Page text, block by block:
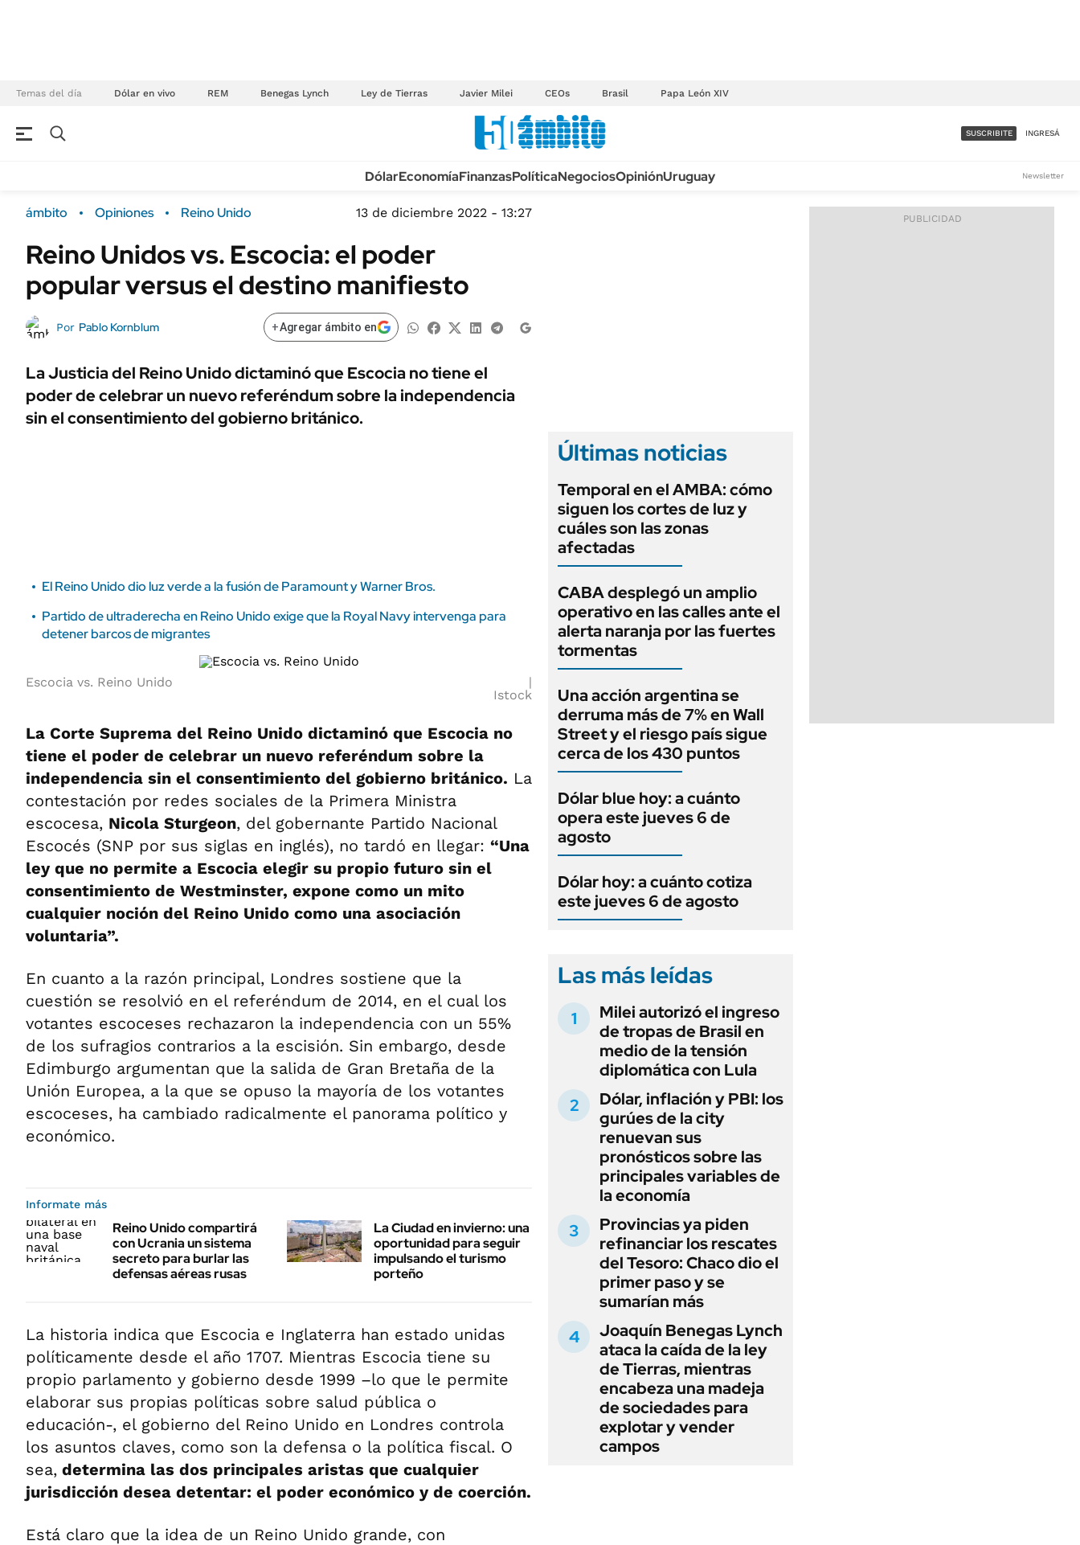
Temas del día Dólar en vivo REM Benegas Lynch Ley de Tierras Javier Milei CEOs Brasil Papa León XIV
Campo
FINANZAS
Mercados
ÁMBITO DEBATE
MEDIAKIT AMBITO DEBATE
Sustentabilidad
Seguros
POLÍTICA
URUGUAY
TECNOLOGÍA
MÉXICO
MUNDO
INFORMACIÓN GENERAL
LIFESTYLE
AUTOS
ACCESO FULL - $1.800/MES
SUSCRIBITE INGRESÁ
DólarEconomíaFinanzasPolíticaNegociosOpiniónUruguay Newsletter
ámbito Opiniones Reino Unido 13 de diciembre 2022 - 13:27
Reino Unidos vs. Escocia: el poder
popular versus el destino manifiesto
Por Pablo Kornblum +Agregar ámbito en
La Justicia del Reino Unido dictaminó que Escocia no tiene el
poder de celebrar un nuevo referéndum sobre la independencia
sin el consentimiento del gobierno británico.
El Reino Unido dio luz verde a la fusión de Paramount y Warner Bros.
Partido de ultraderecha en Reino Unido exige que la Royal Navy intervenga para
detener barcos de migrantes
Escocia vs. Reino Unido
Istock
La Corte Suprema del Reino Unido dictaminó que Escocia no
tiene el poder de celebrar un nuevo referéndum sobre la
independencia sin el consentimiento del gobierno británico. La
contestación por redes sociales de la Primera Ministra
escocesa, Nicola Sturgeon, del gobernante Partido Nacional
Escocés (SNP por sus siglas en inglés), no tardó en llegar: “Una
ley que no permite a Escocia elegir su propio futuro sin el
consentimiento de Westminster, expone como un mito
cualquier noción del Reino Unido como una asociación
voluntaria”.
En cuanto a la razón principal, Londres sostiene que la
cuestión se resolvió en el referéndum de 2014, en el cual los
votantes escoceses rechazaron la independencia con un 55%
de los sufragios contrarios a la escisión. Sin embargo, desde
Edimburgo argumentan que la salida de Gran Bretaña de la
Unión Europea, a la que se opuso la mayoría de los votantes
escoceses, ha cambiado radicalmente el panorama político y
económico.
Informate más
Reino Unido compartirá
con Ucrania un sistema
secreto para burlar las
defensas aéreas rusas
La Ciudad en invierno: una
oportunidad para seguir
impulsando el turismo
porteño
La historia indica que Escocia e Inglaterra han estado unidas
políticamente desde el año 1707. Mientras Escocia tiene su
propio parlamento y gobierno desde 1999 –lo que le permite
elaborar sus propias políticas sobre salud pública o
educación-, el gobierno del Reino Unido en Londres controla
los asuntos claves, como son la defensa o la política fiscal. O
sea, determina las dos principales aristas que cualquier
jurisdicción desea detentar: el poder económico y de coerción.
Está claro que la idea de un Reino Unido grande, con
Últimas noticias
Temporal en el AMBA: cómo
siguen los cortes de luz y
cuáles son las zonas
afectadas
CABA desplegó un amplio
operativo en las calles ante el
alerta naranja por las fuertes
tormentas
Una acción argentina se
derruma más de 7% en Wall
Street y el riesgo país sigue
cerca de los 430 puntos
Dólar blue hoy: a cuánto
opera este jueves 6 de
agosto
Dólar hoy: a cuánto cotiza
este jueves 6 de agosto
Las más leídas
Milei autorizó el ingreso
de tropas de Brasil en
medio de la tensión
diplomática con Lula
Dólar, inflación y PBI: los
gurúes de la city
renuevan sus
pronósticos sobre las
principales variables de
la economía
Provincias ya piden
refinanciar los rescates
del Tesoro: Chaco dio el
primer paso y se
sumarían más
Joaquín Benegas Lynch
ataca la caída de la ley
de Tierras, mientras
encabeza una madeja
de sociedades para
explotar y vender
campos